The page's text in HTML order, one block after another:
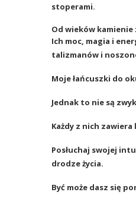
stoperami.
Od wieków
Ich moc, magia i
talizmanów i
Moje łańcuszki do
Jednak to nie są
Każdy z nich
Posłuchaj swojej
drodze życia.
Być może dasz się